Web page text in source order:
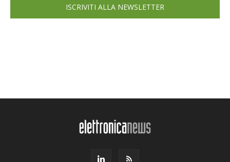
ISCRIVITI ALLA NEWSLETTER